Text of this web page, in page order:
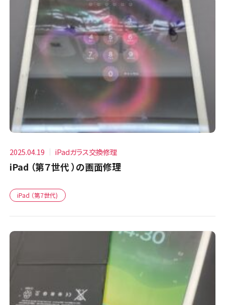
2025.04.19 iPadガラス交換修理
iPad （第７世代 ）の画面修理
iPad （第7世代)